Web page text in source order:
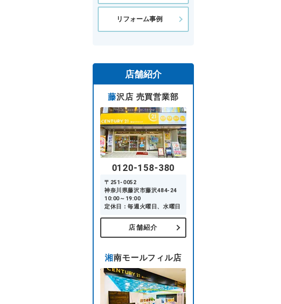
リフォーム事例
店舗紹介
藤沢店 売買営業部
0120-158-380
〒251-0052
神奈川県藤沢市藤沢484-24
10:00～19:00
定休日：毎週火曜日、水曜日
店舗紹介
湘南モールフィル店